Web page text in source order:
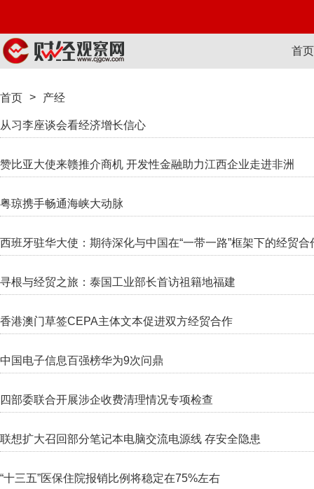
首页
首页 > 产经
从习李座谈会看经济增长信心
赞比亚大使来赣推介商机 开发性金融助力江西企业走进非洲
粤琼携手畅通海峡大动脉
西班牙驻华大使：期待深化与中国在“一带一路”框架下的经贸合
寻根与经贸之旅：泰国工业部长首访祖籍地福建
香港澳门草签CEPA主体文本促进双方经贸合作
中国电子信息百强榜华为9次问鼎
四部委联合开展涉企收费清理情况专项检查
联想扩大召回部分笔记本电脑交流电源线 存安全隐患
“十三五”医保住院报销比例将稳定在75%左右